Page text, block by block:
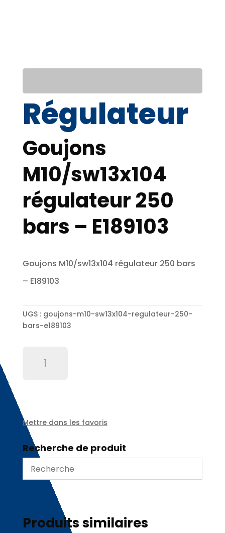
Régulateur
Goujons
M10/sw13x104
régulateur 250
bars – E189103
Goujons M10/sw13x104 régulateur 250 bars
– E189103
UGS : goujons-m10-sw13x104-regulateur-250-
bars-e189103
bars
E189103
Mettre dans les favoris
Recherche de produit
Produits similaires